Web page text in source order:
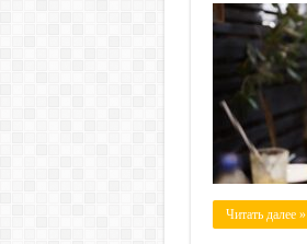
Читать далее »